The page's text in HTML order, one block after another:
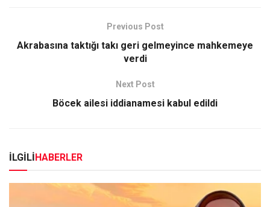
Previous Post
Akrabasına taktığı takı geri gelmeyince mahkemeye
verdi
Next Post
Böcek ailesi iddianamesi kabul edildi
İLGİLİHABERLER